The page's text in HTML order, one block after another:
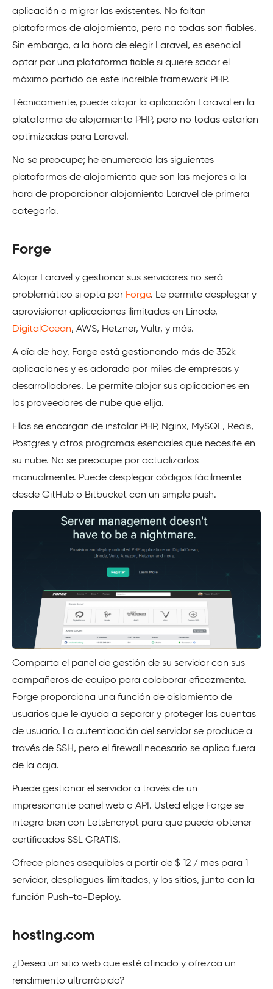
aplicación o migrar las existentes. No faltan
plataformas de alojamiento, pero no todas son fiables.
Sin embargo, a la hora de elegir Laravel, es esencial
optar por una plataforma fiable si quiere sacar el
máximo partido de este increíble framework PHP.
Técnicamente, puede alojar la aplicación Laraval en la
plataforma de alojamiento PHP, pero no todas estarían
optimizadas para Laravel.
No se preocupe; he enumerado las siguientes
plataformas de alojamiento que son las mejores a la
hora de proporcionar alojamiento Laravel de primera
categoría.
Forge
Alojar Laravel y gestionar sus servidores no será
problemático si opta por Forge. Le permite desplegar y
aprovisionar aplicaciones ilimitadas en Linode,
DigitalOcean, AWS, Hetzner, Vultr, y más.
A día de hoy, Forge está gestionando más de 352k
aplicaciones y es adorado por miles de empresas y
desarrolladores. Le permite alojar sus aplicaciones en
los proveedores de nube que elija.
Ellos se encargan de instalar PHP, Nginx, MySQL, Redis,
Postgres y otros programas esenciales que necesite en
su nube. No se preocupe por actualizarlos
manualmente. Puede desplegar códigos fácilmente
desde GitHub o Bitbucket con un simple push.
Comparta el panel de gestión de su servidor con sus
compañeros de equipo para colaborar eficazmente.
Forge proporciona una función de aislamiento de
usuarios que le ayuda a separar y proteger las cuentas
de usuario. La autenticación del servidor se produce a
través de SSH, pero el firewall necesario se aplica fuera
de la caja.
Puede gestionar el servidor a través de un
impresionante panel web o API. Usted elige Forge se
integra bien con LetsEncrypt para que pueda obtener
certificados SSL GRATIS.
Ofrece planes asequibles a partir de $ 12 / mes para 1
servidor, despliegues ilimitados, y los sitios, junto con la
función Push-to-Deploy.
hosting.com
¿Desea un sitio web que esté afinado y ofrezca un
rendimiento ultrarrápido?